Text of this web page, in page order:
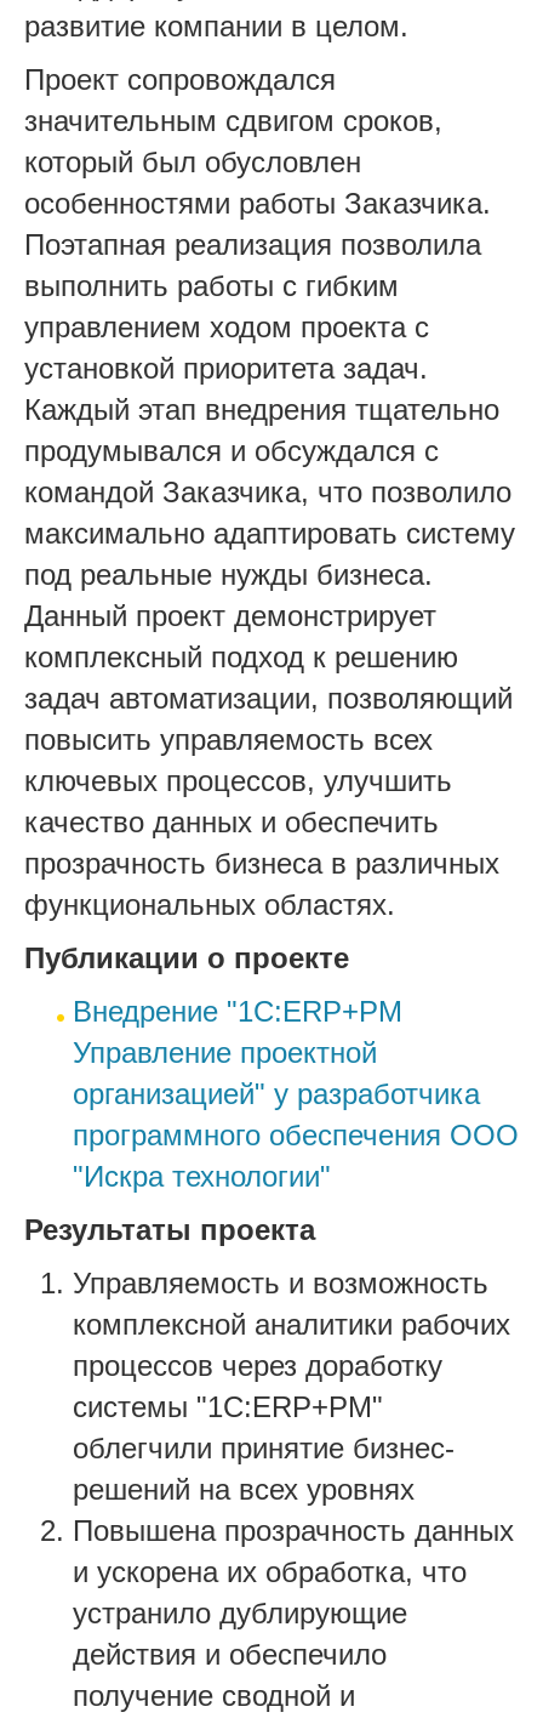
развитие компании в целом.
Проект сопровождался
значительным сдвигом сроков,
который был обусловлен
особенностями работы Заказчика.
Поэтапная реализация позволила
выполнить работы с гибким
управлением ходом проекта с
установкой приоритета задач.
Каждый этап внедрения тщательно
продумывался и обсуждался с
командой Заказчика, что позволило
максимально адаптировать систему
под реальные нужды бизнеса.
Данный проект демонстрирует
комплексный подход к решению
задач автоматизации, позволяющий
повысить управляемость всех
ключевых процессов, улучшить
качество данных и обеспечить
прозрачность бизнеса в различных
функциональных областях.
Публикации о проекте
Внедрение "1С:ERP+PM
Управление проектной
организацией" у разработчика
программного обеспечения ООО
"Искра технологии"
Результаты проекта
Управляемость и возможность
комплексной аналитики рабочих
процессов через доработку
системы "1С:ERP+РМ"
облегчили принятие бизнес-
решений на всех уровнях
Повышена прозрачность данных
и ускорена их обработка, что
устранило дублирующие
действия и обеспечило
получение сводной и